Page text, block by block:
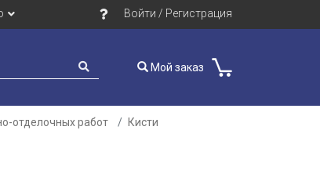
Войти / Регистрация
Мой заказ
отделочных работ
Кисти